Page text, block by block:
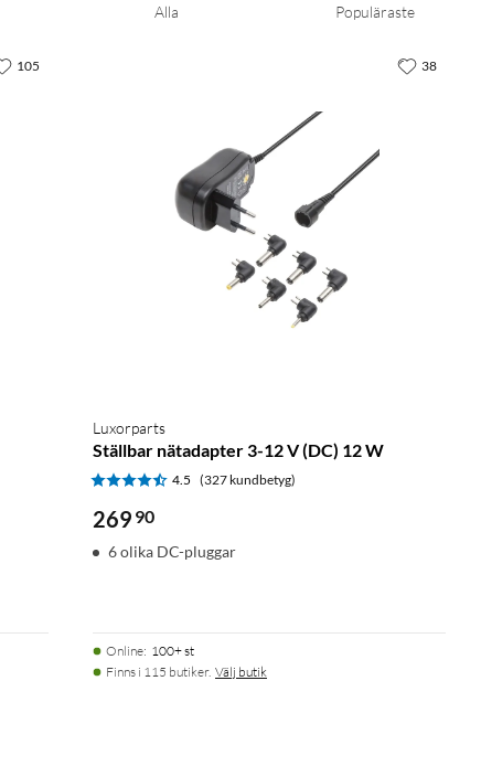
Alla
Populäraste
105
Luxorparts
Ställbar nätadapter 3-12 V (DC) 12 W
4.5 (327 kundbetyg)
269 90
6 olika DC-pluggar
Online: 100+ st
Finns i 115 butiker. Välj butik
38